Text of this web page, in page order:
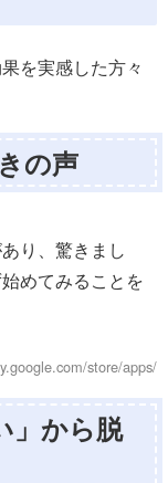
を実感した方々
の声
り、驚きまし
めてみることを
store/apps/
」から脱